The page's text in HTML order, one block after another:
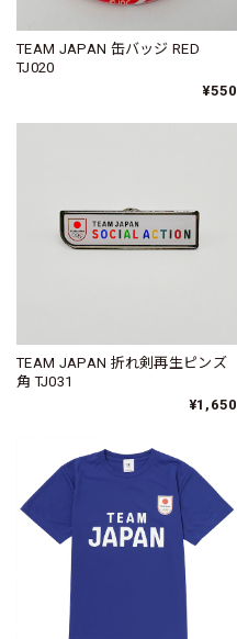
TEAM JAPAN 缶バッジ RED
TJ020
¥550
TEAM JAPAN 折れ剣再生ピンズ
角 TJ031
¥1,650